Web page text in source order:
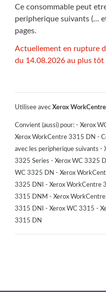
Ce consommable peut
peripherique suivants (...
pages.
Actuellement en rupture
du 14.08.2026 au plus tôt
Utilisee avec Xerox
Convient (aussi) pour: - Xerox
Xerox WorkCentre 3315 DN -
avec les peripherique suivants
3325 Series - Xerox WC 3325
WC 3325 DN - Xerox
3325 DNI - Xerox WorkCentre
3315 DNM - Xerox
3315 DNI - Xerox WC 3315 -
3315 DN